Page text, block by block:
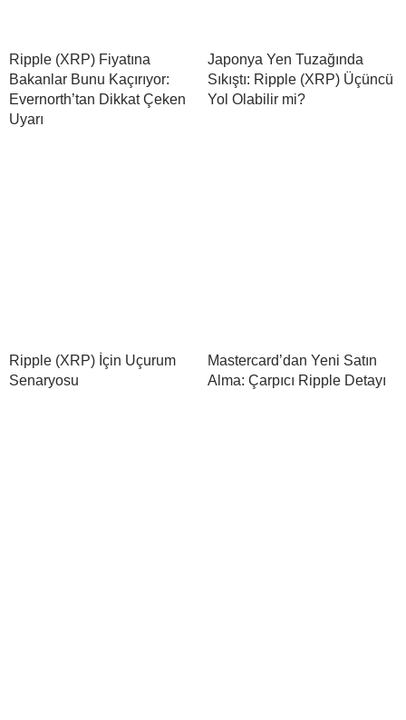
Ripple (XRP) Fiyatına
Bakanlar Bunu Kaçırıyor:
Evernorth’tan Dikkat Çeken
Uyarı
Japonya Yen Tuzağında
Sıkıştı: Ripple (XRP) Üçüncü
Yol Olabilir mi?
Ripple (XRP) İçin Uçurum
Senaryosu
Mastercard’dan Yeni Satın
Alma: Çarpıcı Ripple Detayı